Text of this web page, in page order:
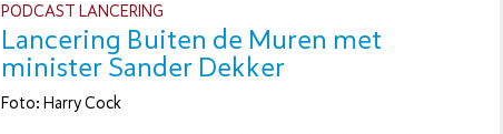
PODCAST LANCERING
Lancering Buiten de Muren met
minister Sander Dekker
Foto: Harry Cock